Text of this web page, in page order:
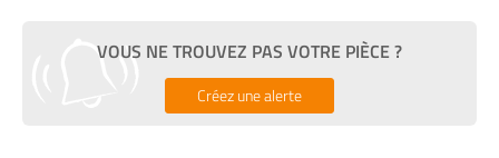
VOUS NE TROUVEZ PAS VOTRE PIÈCE ?
Créez une alerte